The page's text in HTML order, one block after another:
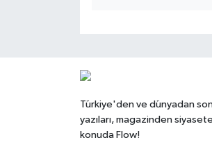
Türkiye'den ve dünyadan
yazıları, magazinden
konuda Flow!